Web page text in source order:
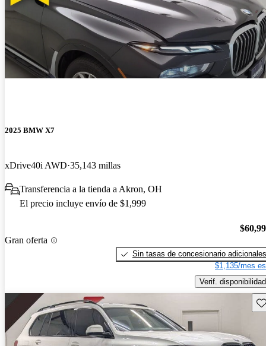
2025 BMW X7
xDrive40i AWD 35,143 millas
Transferencia a la tienda a Akron, OH
El precio incluye envío de $1,999
Gran oferta
Sin tasas de concesionario adicionales
$1,135/mes
Verif. disponibilidad